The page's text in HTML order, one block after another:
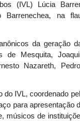
(IVL) Lúcia
Barrenechea, na
da geração
Mesquita,
Nazareth,
do IVL, coordenado
para apresentação
, músicos de